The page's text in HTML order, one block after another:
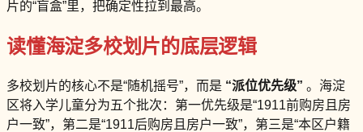
片的“盲盒”里，把确定性拉到最高。
读懂海淀多校划片的底层逻辑
多校划片的核心不是“随机摇号”，而是 “派位优先级” 。海淀
区将入学儿童分为五个批次：第一优先级是“1911前购房且房
户一致”，第二是“1911后购房且房户一致”，第三是“本区户籍